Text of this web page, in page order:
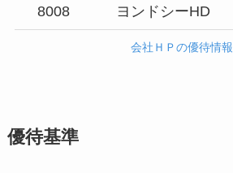
8008 ヨンドシーHD
会社ＨＰの優待情報
優待基準